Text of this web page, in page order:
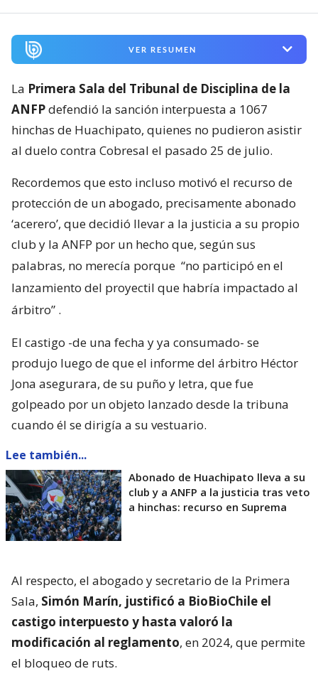
VER RESUMEN
La Primera Sala del Tribunal de Disciplina de la
ANFPdefendió la sanción interpuesta a 1067
hinchas de Huachipato, quienes no pudieron asistir
al duelo contra Cobresal el pasado 25 de julio.
Recordemos que esto incluso motivó el recurso de
protección de un abogado, precisamente abonado
‘acerero’, que decidió llevar a la justicia a su propio
club y la ANFP por un hecho que, según sus
palabras, no merecía porque “no participó en el
lanzamiento del proyectil que habría impactado al
árbitro” .
El castigo -de una fecha y ya consumado- se
produjo luego de que el informe del árbitro Héctor
Jona asegurara, de su puño y letra, que fue
golpeado por un objeto lanzado desde la tribuna
cuando él se dirigía a su vestuario.
Lee también...
Abonado de Huachipato lleva a su
club y a ANFP a la justicia tras veto
a hinchas: recurso en Suprema
Al respecto, el abogado y secretario de la Primera
Sala, Simón Marín, justificó a BioBioChile el
castigo interpuesto y hasta valoró la
modificación al reglamento, en 2024, que permite
el bloqueo de ruts.